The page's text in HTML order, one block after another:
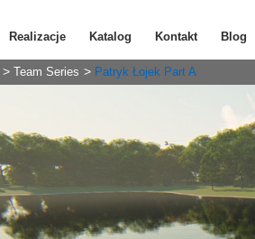
Realizacje Katalog Kontakt Blog
Team Series Patryk Łojek Part A